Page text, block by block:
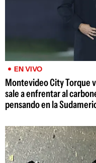
EN VIVO
Montevideo City Torque
sale a enfrentar al
pensando en la